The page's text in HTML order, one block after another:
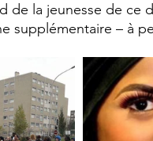
de la jeunesse de ce
supplémentaire – à